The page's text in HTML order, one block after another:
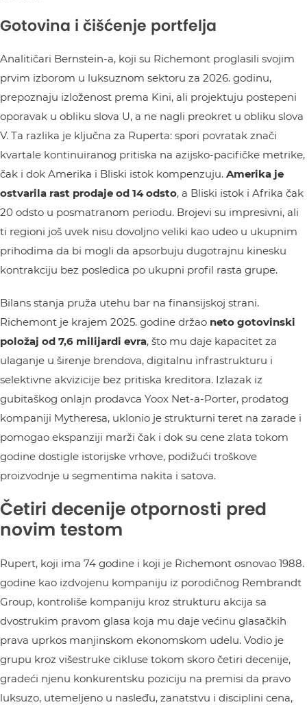
Gotovina i čišćenje portfelja
Analitičari Bernstein-a, koji su Richemont proglasili svojim
prvim izborom u luksuznom sektoru za 2026. godinu,
prepoznaju izloženost prema Kini, ali projektuju postepeni
oporavak u obliku slova U, a ne nagli preokret u obliku slova
V. Ta razlika je ključna za Ruperta: spori povratak znači
kvartale kontinuiranog pritiska na azijsko-pacifičke metrike,
čak i dok Amerika i Bliski istok kompenzuju. Amerika je
ostvarila rast prodaje od 14 odsto, a Bliski istok i Afrika čak
20 odsto u posmatranom periodu. Brojevi su impresivni, ali
ti regioni još uvek nisu dovoljno veliki kao udeo u ukupnim
prihodima da bi mogli da apsorbuju dugotrajnu kinesku
kontrakciju bez posledica po ukupni profil rasta grupe.
Bilans stanja pruža utehu bar na finansijskoj strani.
Richemont je krajem 2025. godine držao neto gotovinski
položaj od 7,6 milijardi evra, što mu daje kapacitet za
ulaganje u širenje brendova, digitalnu infrastrukturu i
selektivne akvizicije bez pritiska kreditora. Izlazak iz
gubitaškog onlajn prodavca Yoox Net-a-Porter, prodatog
kompaniji Mytheresa, uklonio je strukturni teret na zarade i
pomogao ekspanziji marži čak i dok su cene zlata tokom
godine dostigle istorijske vrhove, podižući troškove
proizvodnje u segmentima nakita i satova.
Četiri decenije otpornosti pred
novim testom
Rupert, koji ima 74 godine i koji je Richemont osnovao 1988.
godine kao izdvojenu kompaniju iz porodičnog Rembrandt
Group, kontroliše kompaniju kroz strukturu akcija sa
dvostrukim pravom glasa koja mu daje većinu glasačkih
prava uprkos manjinskom ekonomskom udelu. Vodio je
grupu kroz višestruke cikluse tokom skoro četiri decenije,
gradeći njenu konkurentsku poziciju na premisi da pravo
luksuzo, utemeljeno u nasleđu, zanatstvu i disciplini cena,